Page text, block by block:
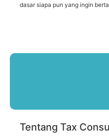
dasar siapa pun yang ingin
Tentang Tax